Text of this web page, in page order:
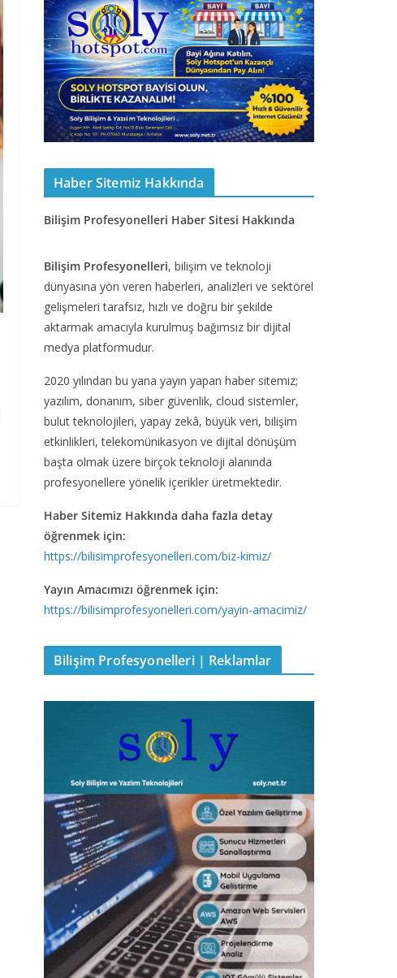
Haber Sitemiz Hakkında
Bilişim Profesyonelleri Haber Sitesi Hakkında
Bilişim Profesyonelleri, bilişim ve teknoloji
dünyasına yön veren haberleri, analizleri ve sektörel
gelişmeleri tarafsız, hızlı ve doğru bir şekilde
aktarmak amacıyla kurulmuş bağımsız bir dijital
medya platformudur.
2020 yılından bu yana yayın yapan haber sitemiz;
yazılım, donanım, siber güvenlik, cloud sistemler,
bulut teknolojileri, yapay zekâ, büyük veri, bilişim
etkinlikleri, telekomünikasyon ve dijital dönüşüm
başta olmak üzere birçok teknoloji alanında
profesyonellere yönelik içerikler üretmektedir.
Haber Sitemiz Hakkında daha fazla detay
öğrenmek için:
https://bilisimprofesyonelleri.com/biz-kimiz/
Yayın Amacımızı öğrenmek için:
https://bilisimprofesyonelleri.com/yayin-amacimiz/
Bilişim Profesyonelleri | Reklamlar